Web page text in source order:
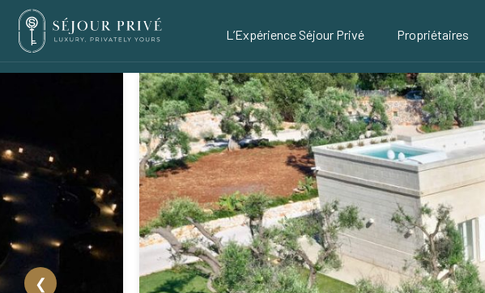
L’Expérience Séjour Privé Propriétaires
❮